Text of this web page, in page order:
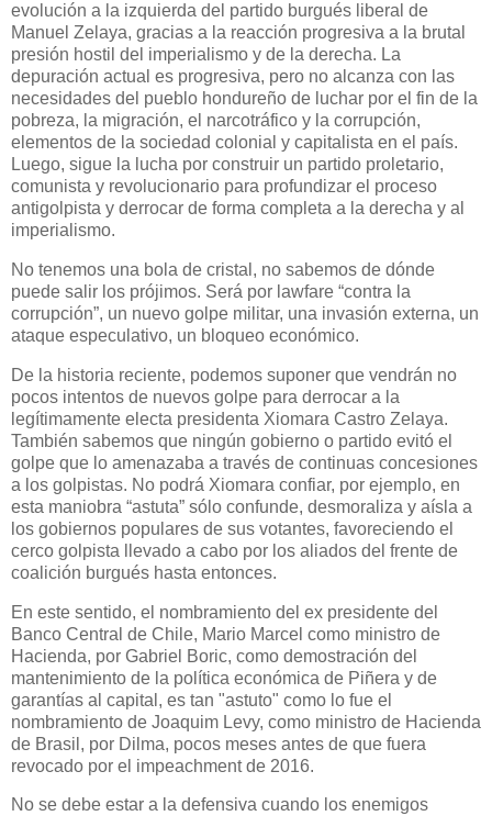
evolución a la izquierda del partido burgués liberal de
Manuel Zelaya, gracias a la reacción progresiva a la brutal
presión hostil del imperialismo y de la derecha. La
depuración actual es progresiva, pero no alcanza con las
necesidades del pueblo hondureño de luchar por el fin de la
pobreza, la migración, el narcotráfico y la corrupción,
elementos de la sociedad colonial y capitalista en el país.
Luego, sigue la lucha por construir un partido proletario,
comunista y revolucionario para profundizar el proceso
antigolpista y derrocar de forma completa a la derecha y al
imperialismo.
No tenemos una bola de cristal, no sabemos de dónde
puede salir los prójimos. Será por lawfare “contra la
corrupción”, un nuevo golpe militar, una invasión externa, un
ataque especulativo, un bloqueo económico.
De la historia reciente, podemos suponer que vendrán no
pocos intentos de nuevos golpe para derrocar a la
legítimamente electa presidenta Xiomara Castro Zelaya.
También sabemos que ningún gobierno o partido evitó el
golpe que lo amenazaba a través de continuas concesiones
a los golpistas. No podrá Xiomara confiar, por ejemplo, en
esta maniobra “astuta” sólo confunde, desmoraliza y aísla a
los gobiernos populares de sus votantes, favoreciendo el
cerco golpista llevado a cabo por los aliados del frente de
coalición burgués hasta entonces.
En este sentido, el nombramiento del ex presidente del
Banco Central de Chile, Mario Marcel como ministro de
Hacienda, por Gabriel Boric, como demostración del
mantenimiento de la política económica de Piñera y de
garantías al capital, es tan "astuto" como lo fue el
nombramiento de Joaquim Levy, como ministro de Hacienda
de Brasil, por Dilma, pocos meses antes de que fuera
revocado por el impeachment de 2016.
No se debe estar a la defensiva cuando los enemigos